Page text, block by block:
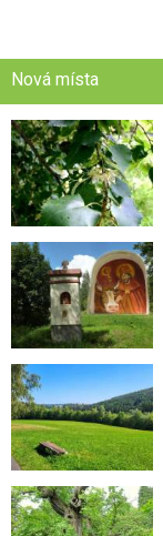
Nová místa